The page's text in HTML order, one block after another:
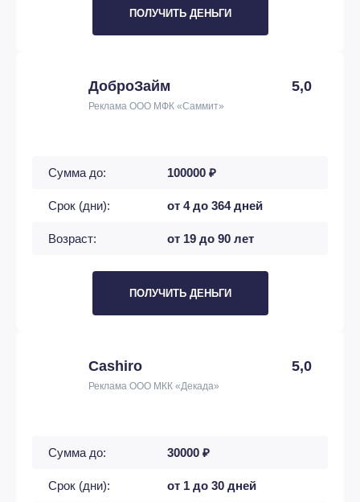
ПОЛУЧИТЬ ДЕНЬГИ
ДоброЗайм 5,0
Реклама ООО МФК «Саммит»
Сумма до: 100000 ₽
Срок (дни): от 4 до 364 дней
Возраст: от 19 до 90 лет
ПОЛУЧИТЬ ДЕНЬГИ
Cashiro 5,0
Реклама ООО МКК «Декада»
Сумма до: 30000 ₽
Срок (дни): от 1 до 30 дней